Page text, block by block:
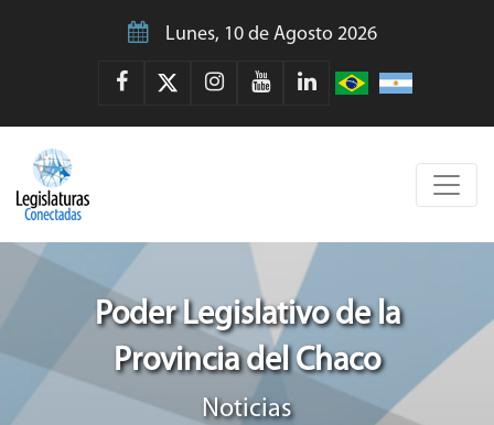
Lunes, 10 de Agosto 2026
Poder Legislativo de la
Provincia del Chaco
Noticias